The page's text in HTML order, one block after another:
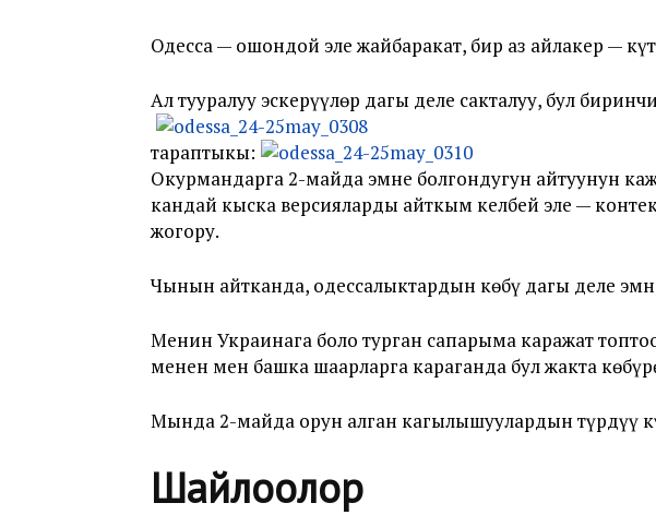
Одесса — ошондой эле жайбаракат, бир аз айлакер —
Ал тууралуу эскерүүлөр дагы деле сакталуу, бул
тараптыкы:
Окурмандарга 2-майда эмне болгондугун айтуунун
кандай кыска версияларды айткым келбей эле —
жогору.
Чынын айтканда, одессалыктардын көбү дагы деле
Менин Украинага боло турган сапарыма каражат
менен мен башка шаарларга караганда бул жакта
Мында 2-майда орун алган кагылышуулардын түрдүү
Шайлоолор